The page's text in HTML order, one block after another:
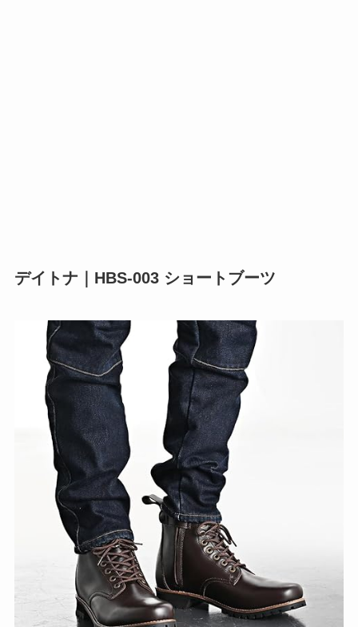
デイトナ｜HBS-003 ショートブーツ